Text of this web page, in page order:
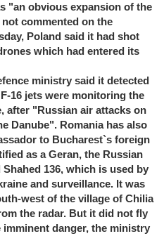
"an obvious expansion of the
commented on the
Poland said it had shot
which had entered its
ministry said it detected
16 jets were monitoring the
after "Russian air attacks on
Danube". Romania has also
to Bucharest`s foreign
as a Geran, the Russian
136, which is used by
and surveillance. It was
west of the village of Chilia
the radar. But it did not fly
danger, the ministry